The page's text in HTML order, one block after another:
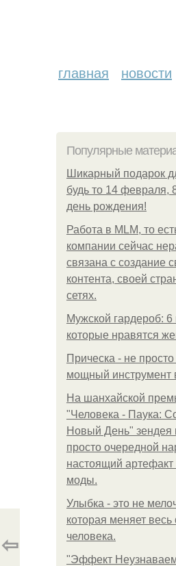
главная новости
Популярные
Шикарный подарок
будь то 14 февраля,
день рождения!
Работа в MLM, то
компании сейчас
связана с создание
контента, своей
сетях.
Мужской гардероб:
которые нравятся
Прическа - не
мощный инструмент
На шанхайской
"Человека - Паука:
Новый День" зендея
просто очередной
настоящий артефакт
моды.
Улыбка - это не
которая меняет весь
человека.
"Эффект
⇦